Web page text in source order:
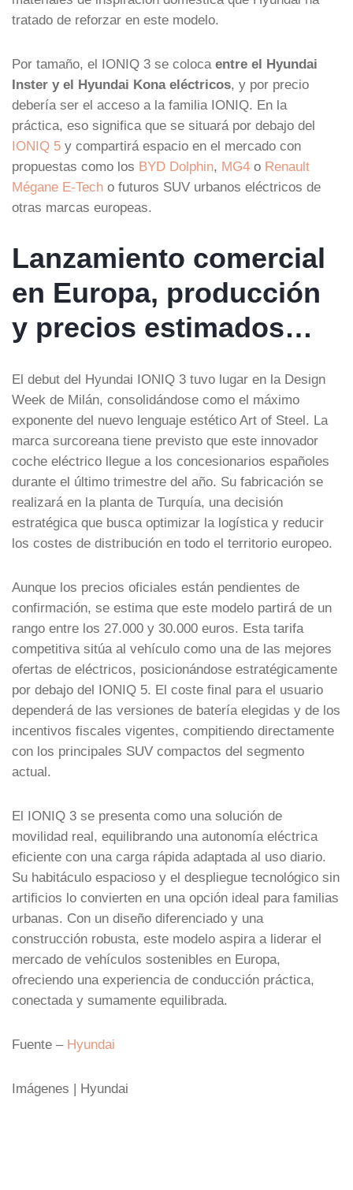
tratado de reforzar en este modelo.
Por tamaño, el IONIQ 3 se coloca entre el Hyundai
Inster y el Hyundai Kona eléctricos, y por precio
debería ser el acceso a la familia IONIQ. En la
práctica, eso significa que se situará por debajo del
IONIQ 5 y compartirá espacio en el mercado con
propuestas como los BYD Dolphin, MG4 o Renault
Mégane E-Tech o futuros SUV urbanos eléctricos de
otras marcas europeas.
Lanzamiento comercial
en Europa, producción
y precios estimados…
El debut del Hyundai IONIQ 3 tuvo lugar en la Design
Week de Milán, consolidándose como el máximo
exponente del nuevo lenguaje estético Art of Steel. La
marca surcoreana tiene previsto que este innovador
coche eléctrico llegue a los concesionarios españoles
durante el último trimestre del año. Su fabricación se
realizará en la planta de Turquía, una decisión
estratégica que busca optimizar la logística y reducir
los costes de distribución en todo el territorio europeo.
Aunque los precios oficiales están pendientes de
confirmación, se estima que este modelo partirá de un
rango entre los 27.000 y 30.000 euros. Esta tarifa
competitiva sitúa al vehículo como una de las mejores
ofertas de eléctricos, posicionándose estratégicamente
por debajo del IONIQ 5. El coste final para el usuario
dependerá de las versiones de batería elegidas y de los
incentivos fiscales vigentes, compitiendo directamente
con los principales SUV compactos del segmento
actual.
El IONIQ 3 se presenta como una solución de
movilidad real, equilibrando una autonomía eléctrica
eficiente con una carga rápida adaptada al uso diario.
Su habitáculo espacioso y el despliegue tecnológico sin
artificios lo convierten en una opción ideal para familias
urbanas. Con un diseño diferenciado y una
construcción robusta, este modelo aspira a liderar el
mercado de vehículos sostenibles en Europa,
ofreciendo una experiencia de conducción práctica,
conectada y sumamente equilibrada.
Fuente – Hyundai
Imágenes | Hyundai